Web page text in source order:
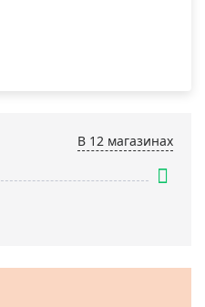
В 12 магазинах